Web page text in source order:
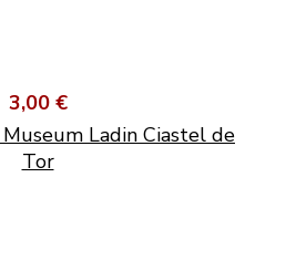
3,00 €
Ladin Ciastel de
Tor